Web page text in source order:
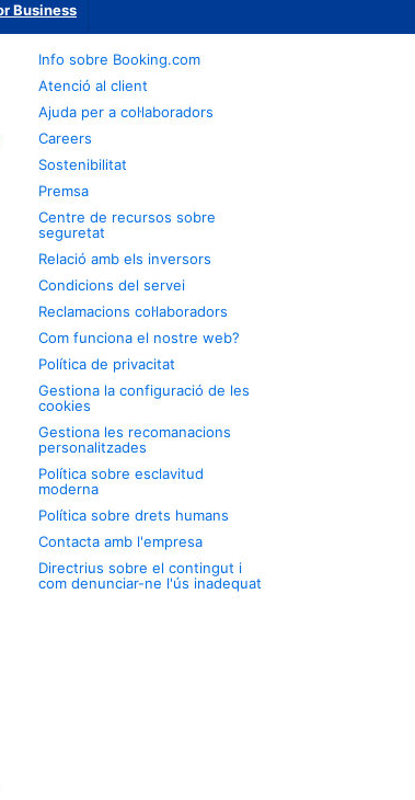
Business
Info sobre Booking.com
Atenció al client
Ajuda per a col·laboradors
Careers
Sostenibilitat
Premsa
Centre de recursos sobre
seguretat
Relació amb els inversors
Condicions del servei
Reclamacions col·laboradors
Com funciona el nostre web?
Política de privacitat
Gestiona la configuració de les
cookies
Gestiona les recomanacions
personalitzades
Política sobre esclavitud
moderna
Política sobre drets humans
Contacta amb l'empresa
Directrius sobre el contingut i
com denunciar-ne l'ús inadequat